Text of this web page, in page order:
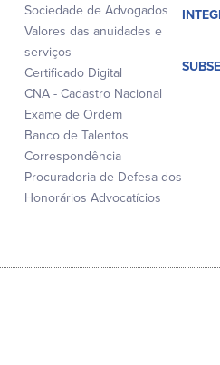
Sociedade de Advogados
Valores das anuidades e
serviços
Certificado Digital
CNA - Cadastro Nacional
Exame de Ordem
Banco de Talentos
Correspondência
Procuradoria de Defesa dos
Honorários Advocatícios